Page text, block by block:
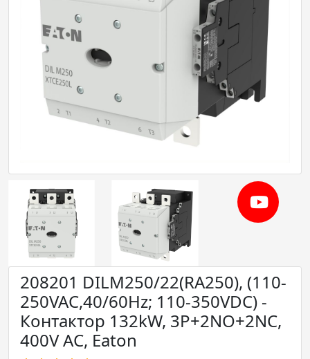
208201 DILM250/22(RA250), (110-
250VAC,40/60Hz; 110-350VDC) -
Контактор 132kW, 3P+2NO+2NC,
400V AC, Eaton